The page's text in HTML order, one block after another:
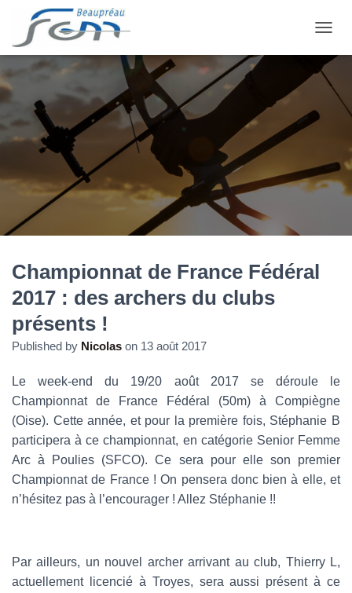
Championnat de France Fédéral
2017 : des archers du clubs
présents !
Published by Nicolas on 13 août 2017
Le week-end du 19/20 août 2017 se déroule le
Championnat de France Fédéral (50m) à Compiègne
(Oise). Cette année, et pour la première fois, Stéphanie B
participera à ce championnat, en catégorie Senior Femme
Arc à Poulies (SFCO). Ce sera pour elle son premier
Championnat de France ! On pensera donc bien à elle, et
n’hésitez pas à l’encourager ! Allez Stéphanie !!
Par ailleurs, un nouvel archer arrivant au club, Thierry L,
actuellement licencié à Troyes, sera aussi présent à ce